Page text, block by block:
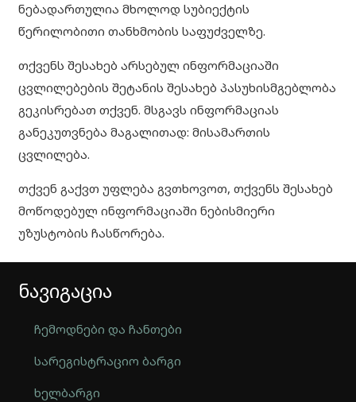
ნებადართულია მხოლოდ სუბიექტის
წერილობითი თანხმობის საფუძველზე.
თქვენს შესახებ არსებულ ინფორმაციაში
ცვლილებების შეტანის შესახებ პასუხისმგებლობა
გეკისრებათ თქვენ. მსგავს ინფორმაციას
განეკუთვნება მაგალითად: მისამართის
ცვლილება.
თქვენ გაქვთ უფლება გვთხოვოთ, თქვენს შესახებ
მოწოდებულ ინფორმაციაში ნებისმიერი
უზუსტობის ჩასწორება.
ნავიგაცია
ჩემოდნები და ჩანთები
სარეგისტრაციო ბარგი
ხელბარგი